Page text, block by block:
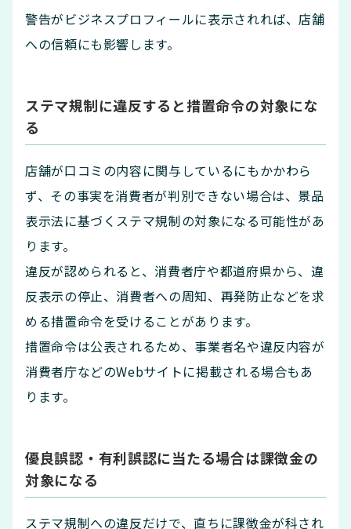
警告がビジネスプロフィールに表示されれば、店舗
への信頼にも影響します。
ステマ規制に違反すると措置命令の対象にな
る
店舗が口コミの内容に関与しているにもかかわら
ず、その事実を消費者が判別できない場合は、景品
表示法に基づくステマ規制の対象になる可能性があ
ります。
違反が認められると、消費者庁や都道府県から、違
反表示の停止、消費者への周知、再発防止などを求
める措置命令を受けることがあります。
措置命令は公表されるため、事業者名や違反内容が
消費者庁などのWebサイトに掲載される場合もあ
ります。
優良誤認・有利誤認に当たる場合は課徴金の
対象になる
ステマ規制への違反だけで、直ちに課徴金が科され